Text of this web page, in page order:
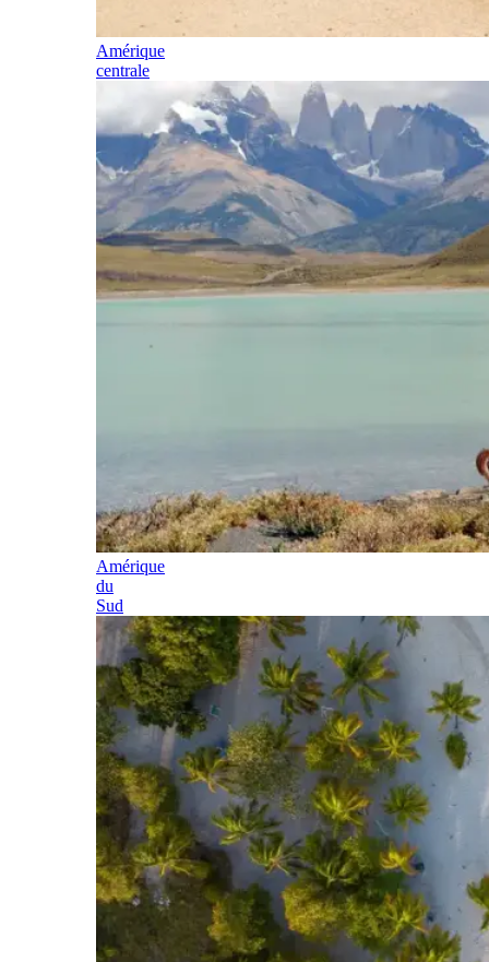
Amérique
centrale
Amérique
du
Sud